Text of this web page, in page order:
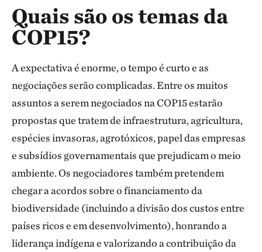
Quais são os temas da
COP15?
A expectativa é enorme, o tempo é curto e as
negociações serão complicadas. Entre os muitos
assuntos a serem negociados na COP15 estarão
propostas que tratem de infraestrutura, agricultura,
espécies invasoras, agrotóxicos, papel das empresas
e subsídios governamentais que prejudicam o meio
ambiente. Os negociadores também pretendem
chegar a acordos sobre o financiamento da
biodiversidade (incluindo a divisão dos custos entre
países ricos e em desenvolvimento), honrando a
liderança indígena e valorizando a contribuição da